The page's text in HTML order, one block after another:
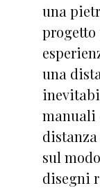
una
progetto
una
manuali
sul
disegni